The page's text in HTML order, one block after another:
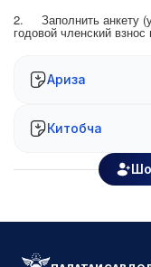
2. Заполнить анкету
годовой членский
Ариза
Китобча